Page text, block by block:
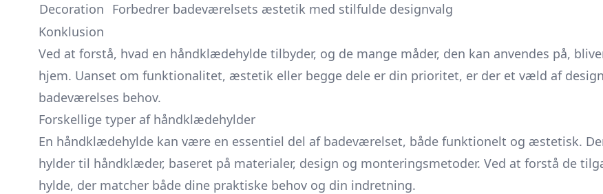
Decoration Forbedrer badeværelsets æstetik med stilfulde designvalg
Konklusion
Ved at forstå, hvad en håndklædehylde tilbyder, og de mange måder, den kan anvendes på,
hjem. Uanset om funktionalitet, æstetik eller begge dele er din prioritet, er der et væld af
badeværelses behov.
Forskellige typer af håndklædehylder
En håndklædehylde kan være en essentiel del af badeværelset, både funktionelt og æstetisk.
hylder til håndklæder, baseret på materialer, design og monteringsmetoder. Ved at forstå de
hylde, der matcher både dine praktiske behov og din indretning.